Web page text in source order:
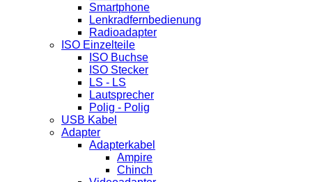
Smartphone
Lenkradfernbedienung
Radioadapter
ISO Einzelteile
ISO Buchse
ISO Stecker
LS - LS
Lautsprecher
Polig - Polig
USB Kabel
Adapter
Adapterkabel
Ampire
Chinch